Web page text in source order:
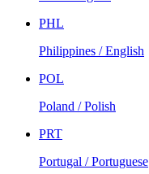
PHL
Philippines / English
POL
Poland / Polish
PRT
Portugal / Portuguese